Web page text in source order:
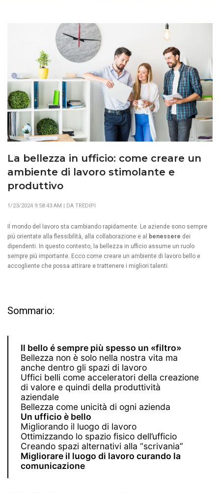
La bellezza in ufficio: come creare un
ambiente di lavoro stimolante e
produttivo
1/23/2024 9:58:43 AM | DA TREDIPI
Il mondo del lavoro sta cambiando rapidamente. Le aziende sono sempre
più orientate alla flessibilità, alla collaborazione e al
benessere dei
dipendenti. In questo contesto, la bellezza in ufficio assume un ruolo
sempre più importante. Ecco come creare un ambiente di lavoro bello e
accogliente che possa attirare e trattenere i migliori talenti.
Sommario:
Il bello é sempre più spesso un «filtro»
Bellezza non è solo nella nostra vita ma
anche dentro gli spazi di lavoro
Uffici belli come acceleratori della creazione
di valore e quindi della produttività
aziendale
Bellezza come unicità di ogni azienda
Un ufficio è bello
Migliorando il luogo di lavoro
Ottimizzando lo spazio fisico dell’ufficio
Creando spazi alternativi alla “scrivania”
Migliorare il luogo di lavoro curando la
comunicazione